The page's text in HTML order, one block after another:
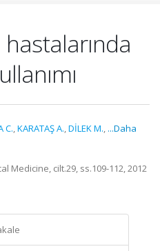
C.,KARATAŞ A.,DİLEK M., ...Daha
Medicine, cilt.29, ss.109-112, 2012